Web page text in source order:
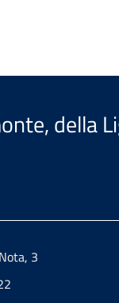
della
3